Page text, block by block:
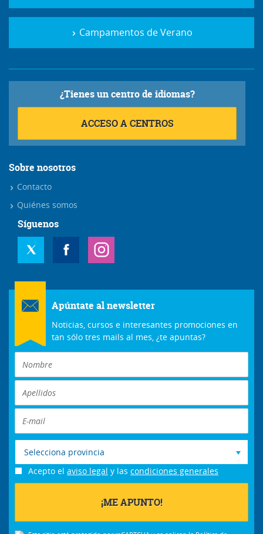
Campamentos de Verano
¿Tienes un centro de idiomas?
ACCESO A CENTROS
Sobre nosotros
Contacto
Quiénes somos
Síguenos
Apúntate al newsletter
Noticias, cursos e interesantes promociones en
tan sólo tres mails al mes, ¿te apuntas?
Selecciona provincia
Acepto el aviso legal y las condiciones generales